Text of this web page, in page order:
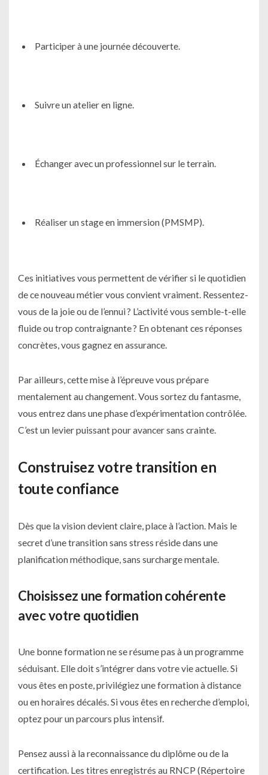
Participer à une journée découverte.
Suivre un atelier en ligne.
Échanger avec un professionnel sur le terrain.
Réaliser un stage en immersion (PMSMP).
Ces initiatives vous permettent de vérifier si le quotidien
de ce nouveau métier vous convient vraiment. Ressentez-
vous de la joie ou de l’ennui ? L’activité vous semble-t-elle
fluide ou trop contraignante ? En obtenant ces réponses
concrètes, vous gagnez en assurance.
Par ailleurs, cette mise à l’épreuve vous prépare
mentalement au changement. Vous sortez du fantasme,
vous entrez dans une phase d’expérimentation contrôlée.
C’est un levier puissant pour avancer sans crainte.
Construisez votre transition en
toute confiance
Dès que la vision devient claire, place à l’action. Mais le
secret d’une transition sans stress réside dans une
planification méthodique, sans surcharge mentale.
Choisissez une formation cohérente
avec votre quotidien
Une bonne formation ne se résume pas à un programme
séduisant. Elle doit s’intégrer dans votre vie actuelle. Si
vous êtes en poste, privilégiez une formation à distance
ou en horaires décalés. Si vous êtes en recherche d’emploi,
optez pour un parcours plus intensif.
Pensez aussi à la reconnaissance du diplôme ou de la
certification. Les titres enregistrés au RNCP (Répertoire